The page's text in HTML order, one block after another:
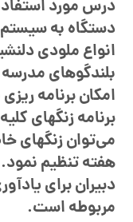
درس مورد
دستگاه به
انواع ملودی
بلندگوهای
امکان برنامه
برنامه زنگهای
می‌توان زنگهای
هفته تنظیم
دبیران برای
مربوطه است.